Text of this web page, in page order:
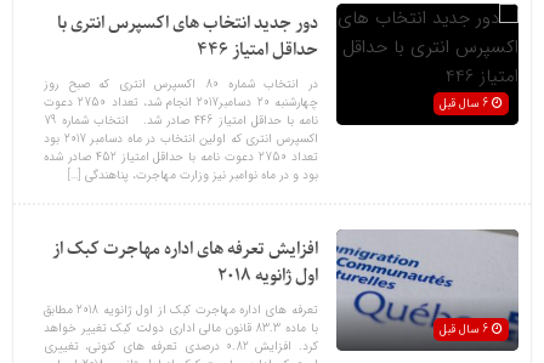
دور جدید انتخاب های اکسپرس انتری با
حداقل امتیاز 446
در انتخاب شماره 80 اکسپرس انتری که صبح روز
چهارشنبه 20 دسامبر2017 انجام شد، تعداد 2750 دعوت
نامه با حداقل امتیاز 446 صادر شد. انتخاب شماره 79
اکسپرس انتری که اولین انتخاب در ماه دسامبر 2017 بود
تعداد 2750 دعوت نامه با حداقل امتیاز 452 صادر شده
بود و در ماه نوامبر نیز وزارت مهاجرت، پناهندگی […]
افزایش تعرفه های اداره مهاجرت کبک از
اول ژانویه 2018
تعرفه های اداره مهاجرت کبک از اول ژانویه 2018 مطابق
با ماده 83.3 قانون مالی اداری دولت کبک تغییر خواهد
کرد. افزایش 0.82 درصدی تعرفه های کنونی، تغییری